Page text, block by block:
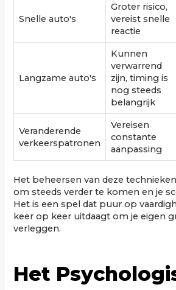
Snelle auto's
Groter risico,
vereist snelle
reactie
Langzame auto's
Kunnen
verwarrend
zijn, timing is
nog steeds
belangrijk
Veranderende
verkeerspatronen
Vereisen
constante
aanpassing
Het beheersen van deze
om steeds verder te komen en je
Het is een spel dat puur op
keer op keer uitdaagt om je eigen
verleggen.
Het